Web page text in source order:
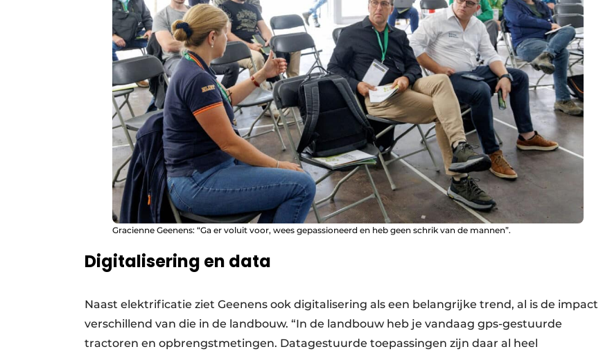
Gracienne Geenens: “Ga er voluit voor, wees gepassioneerd en heb geen schrik van de mannen”.
Digitalisering en data
Naast elektrificatie ziet Geenens ook digitalisering als een belangrijke trend, al is de impact
verschillend van die in de landbouw. “In de landbouw heb je vandaag gps-gestuurde
tractoren en opbrengstmetingen. Datagestuurde toepassingen zijn daar al heel